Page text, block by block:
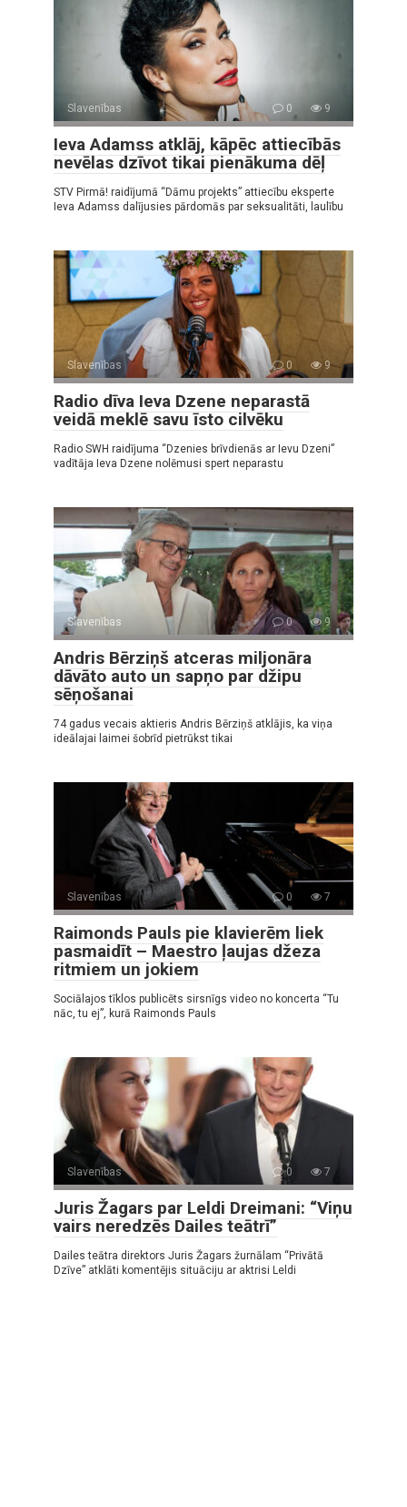
Slavenības 0 9
Ieva Adamss atklāj, kāpēc attiecībās
nevēlas dzīvot tikai pienākuma dēļ
STV Pirmā! raidījumā “Dāmu projekts” attiecību eksperte
Ieva Adamss dalījusies pārdomās par seksualitāti, laulību
Slavenības 0 9
Radio dīva Ieva Dzene neparastā
veidā meklē savu īsto cilvēku
Radio SWH raidījuma “Dzenies brīvdienās ar Ievu Dzeni”
vadītāja Ieva Dzene nolēmusi spert neparastu
Slavenības 0 9
Andris Bērziņš atceras miljonāra
dāvāto auto un sapņo par džipu
sēņošanai
74 gadus vecais aktieris Andris Bērziņš atklājis, ka viņa
ideālajai laimei šobrīd pietrūkst tikai
Slavenības 0 7
Raimonds Pauls pie klavierēm liek
pasmaidīt – Maestro ļaujas džeza
ritmiem un jokiem
Sociālajos tīklos publicēts sirsnīgs video no koncerta “Tu
nāc, tu ej”, kurā Raimonds Pauls
Slavenības 0 7
Juris Žagars par Leldi Dreimani: “Viņu
vairs neredzēs Dailes teātrī”
Dailes teātra direktors Juris Žagars žurnālam “Privātā
Dzīve” atklāti komentējis situāciju ar aktrisi Leldi